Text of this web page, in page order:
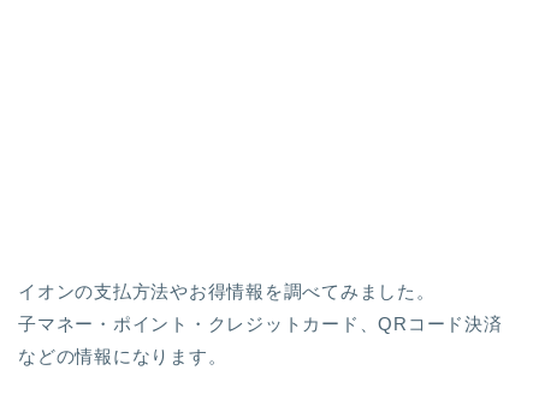
イオンの支払方法やお得情報を調べてみました。
子マネー・ポイント・クレジットカード、QRコード決済
などの情報になります。